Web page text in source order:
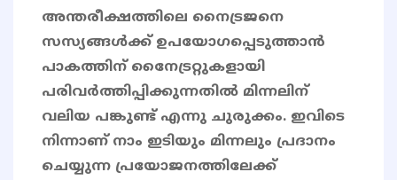
അന്തരീക്ഷത്തിലെ നൈട്രജനെ
സസ്യങ്ങൾക്ക് ഉപയോഗപ്പെടുത്താൻ
പാകത്തിന് നൈേട്രറ്റുകളായി
പരിവർത്തിപ്പിക്കുന്നതിൽ മിന്നലിന്
വലിയ പങ്കുണ്ട് എന്നു ചുരുക്കം. ഇവിടെ
നിന്നാണ് നാം ഇടിയും മിന്നലും പ്രദാനം
ചെയ്യുന്ന പ്രയോജനത്തിലേക്ക്